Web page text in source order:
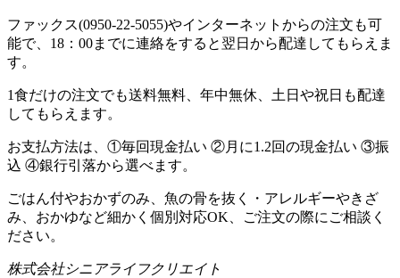
ファックス(0950-22-5055)やインターネットからの注文も可
能で、18：00までに連絡をすると翌日から配達してもらえま
す。
1食だけの注文でも送料無料、年中無休、土日や祝日も配達
してもらえます。
お支払方法は、①毎回現金払い ②月に1.2回の現金払い ③振
込 ④銀行引落から選べます。
ごはん付やおかずのみ、魚の骨を抜く・アレルギーやきざ
み、おかゆなど細かく個別対応OK、ご注文の際にご相談く
ださい。
株式会社シニアライフクリエイト